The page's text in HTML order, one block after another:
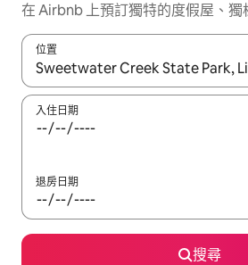
在 Airbnb 上預訂獨特的度假屋、
位置
如有搜尋結果，瀏覽內容時請使用上
入住日期
退房日期
搜尋